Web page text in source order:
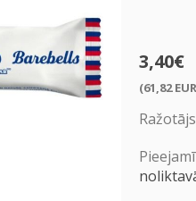
3,40€
(61,82